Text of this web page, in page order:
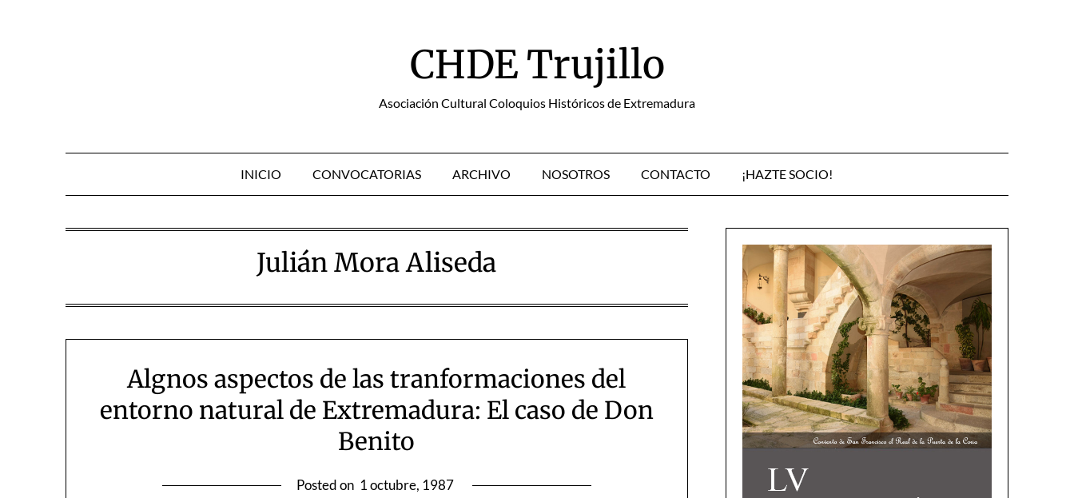
CHDE Trujillo
Asociación Cultural Coloquios Históricos de Extremadura
INICIO CONVOCATORIAS ARCHIVO NOSOTROS CONTACTO ¡HAZTE SOCIO!
Julián Mora Aliseda
Algnos aspectos de las tranformaciones del
entorno natural de Extremadura: El caso de Don
Benito
Posted on 1 octubre, 1987